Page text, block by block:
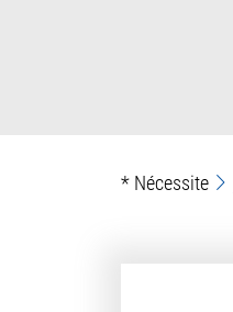
* Nécessite